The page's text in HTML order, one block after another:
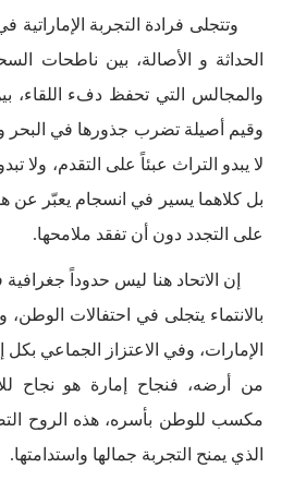
وتتجلى فرادة التجربة الإماراتية
الحداثة و الأصالة، بين ناطحات
والمجالس التي تحفظ دفء اللقاء،
وقيم أصيلة تضرب جذورها في البحر
لا يبدو التراث عبئاً على التقدم، ولا
بل كلاهما يسير في انسجام يعبّر عن
على التجدد دون أن تفقد ملامحها.
إن الاتحاد هنا ليس حدوداً
بالانتماء يتجلى في احتفالات
الإمارات، وفي الاعتزاز الجماعي
من أرضه، فنجاح إمارة هو نجاح
مكسب للوطن بأسره، هذه الروح
الذي يمنح التجربة جمالها واستدامتها.